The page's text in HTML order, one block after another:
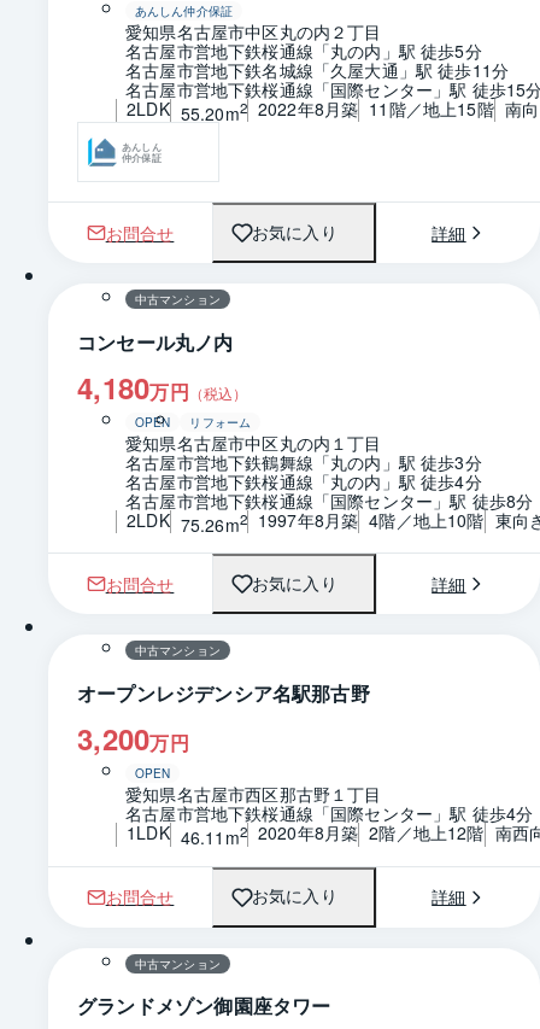
あんしん仲介保証
愛知県名古屋市中区丸の内２丁目
名古屋市営地下鉄桜通線「丸の内」駅 徒歩5分
名古屋市営地下鉄名城線「久屋大通」駅 徒歩11分
名古屋市営地下鉄桜通線「国際センター」駅 徒歩15
2LDK 55.20m2 2022年8月築 11階／地上15階 南
あんしん
仲介保証
お問合せ お気に入り 詳細
1 / 0 間取り
中古マンション
コンセール丸ノ内
4,180万円 （税込）
OPEN リフォーム
愛知県名古屋市中区丸の内１丁目
名古屋市営地下鉄鶴舞線「丸の内」駅 徒歩3分
名古屋市営地下鉄桜通線「丸の内」駅 徒歩4分
名古屋市営地下鉄桜通線「国際センター」駅 徒歩8分
2LDK 75.26m2 1997年8月築 4階／地上10階 東向
お問合せ お気に入り 詳細
1 / 0 間取り
中古マンション
オープンレジデンシア名駅那古野
3,200万円
OPEN
愛知県名古屋市西区那古野１丁目
名古屋市営地下鉄桜通線「国際センター」駅 徒歩4分
1LDK 46.11m2 2020年8月築 2階／地上12階 南西
お問合せ お気に入り 詳細
1 / 0 間取り
中古マンション
グランドメゾン御園座タワー